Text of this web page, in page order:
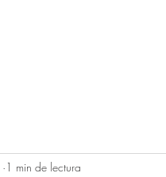
1 min de lectura